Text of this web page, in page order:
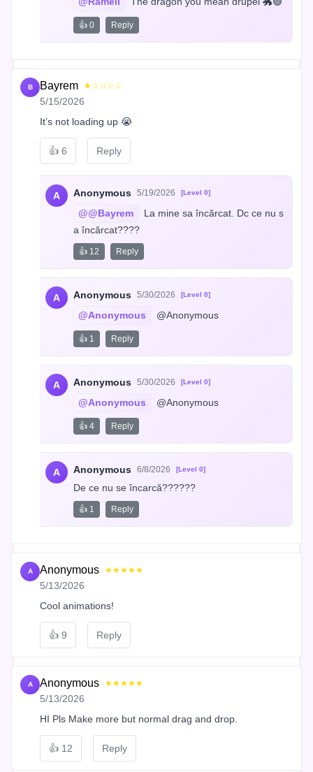
👍 0 Reply
B Bayrem ★☆☆☆☆
5/15/2026
It’s not loading up 😭
👍 6 Reply
A Anonymous 5/19/2026 [Level 0]
@@Bayrem
La mine sa încărcat. Dc ce nu s
a încărcat????
👍 12 Reply
A Anonymous 5/30/2026 [Level 0]
@Anonymous @Anonymous
👍 1 Reply
A Anonymous 5/30/2026 [Level 0]
@Anonymous @Anonymous
👍 4 Reply
A Anonymous 6/8/2026 [Level 0]
De ce nu se încarcă??????
👍 1 Reply
A Anonymous ★★★★★
5/13/2026
Cool animations!
👍 9 Reply
A Anonymous ★★★★★
5/13/2026
HI Pls Make more but normal drag and drop.
👍 12 Reply